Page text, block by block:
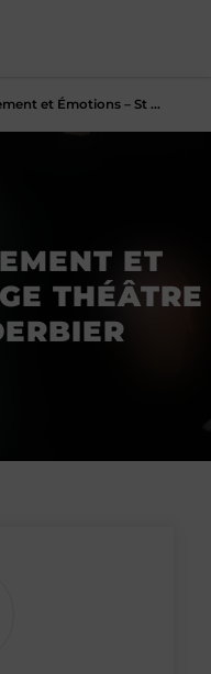
et Émotions – St ...
ET
THÉÂTRE